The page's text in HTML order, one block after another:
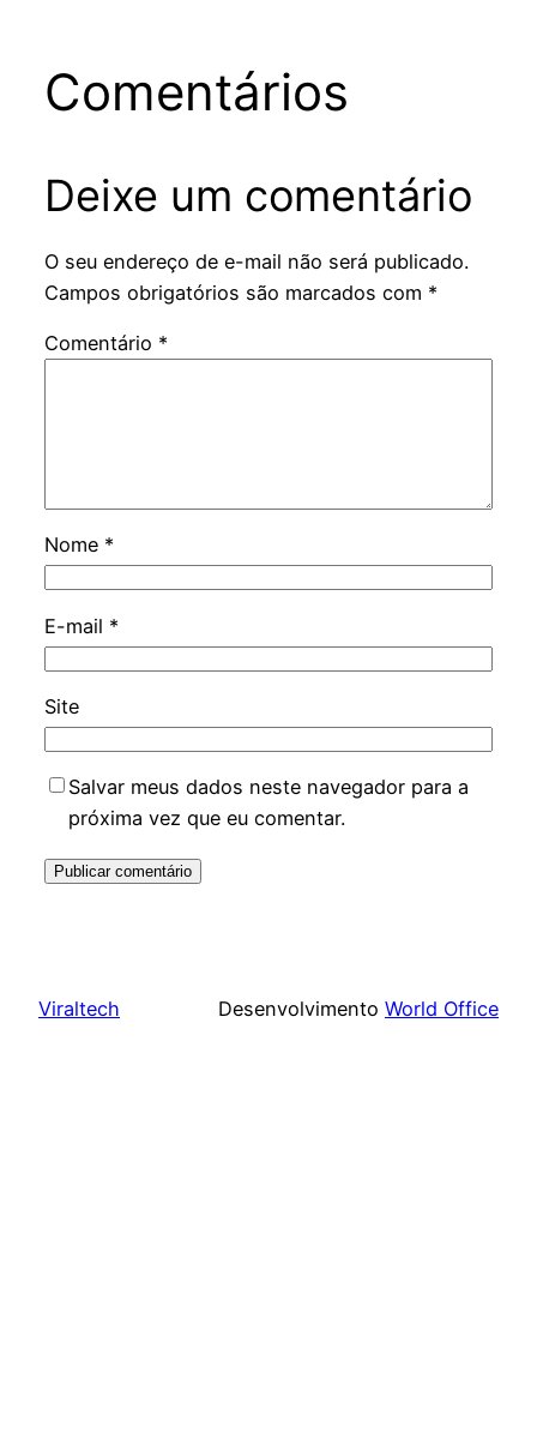
Comentários
Deixe um comentário
O seu endereço de e-mail não será publicado.
Campos obrigatórios são marcados com *
Comentário *
Nome *
E-mail *
Site
Salvar meus dados neste navegador para a
próxima vez que eu comentar.
Viraltech Desenvolvimento World Office